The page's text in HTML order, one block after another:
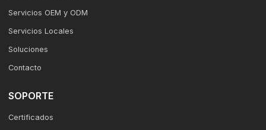
Servicios OEM y ODM
Servicios Locales
Soluciones
Contacto
SOPORTE
Certificados